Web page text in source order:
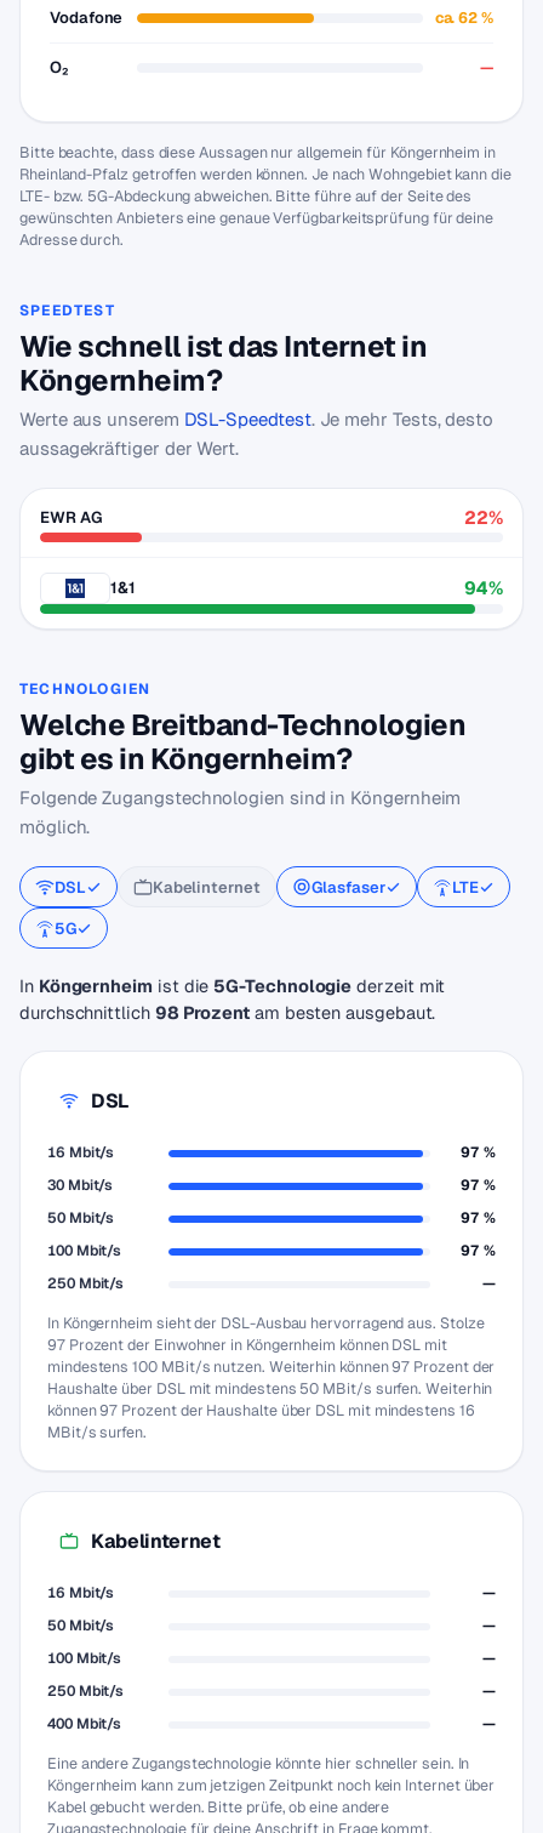
Vodafone ca. 62 %
O₂ —
Bitte beachte, dass diese Aussagen nur allgemein für Köngernheim in
Rheinland-Pfalz getroffen werden können. Je nach Wohngebiet kann die
LTE- bzw. 5G-Abdeckung abweichen. Bitte führe auf der Seite des
gewünschten Anbieters eine genaue Verfügbarkeitsprüfung für deine
Adresse durch.
SPEEDTEST
Wie schnell ist das Internet in
Köngernheim?
Werte aus unserem DSL-Speedtest. Je mehr Tests, desto
aussagekräftiger der Wert.
EWR AG 22%
1&1 94%
TECHNOLOGIEN
Welche Breitband-Technologien
gibt es in Köngernheim?
Folgende Zugangstechnologien sind in Köngernheim
möglich.
DSL Kabelinternet Glasfaser
LTE
5G
In Köngernheim ist die 5G-Technologie derzeit mit
durchschnittlich 98 Prozentam besten ausgebaut.
DSL
16 Mbit/s
97 %
30 Mbit/s
97 %
50 Mbit/s
97 %
100 Mbit/s
97 %
250 Mbit/s
—
In Köngernheim sieht der DSL-Ausbau hervorragend aus. Stolze
97 Prozent der Einwohner in Köngernheim können DSL mit
mindestens 100 MBit/s nutzen. Weiterhin können 97 Prozent der
Haushalte über DSL mit mindestens 50 MBit/s surfen. Weiterhin
können 97 Prozent der Haushalte über DSL mit mindestens 16
MBit/s surfen.
Kabelinternet
16 Mbit/s
—
50 Mbit/s
—
100 Mbit/s
—
250 Mbit/s
—
400 Mbit/s
—
Eine andere Zugangstechnologie könnte hier schneller sein. In
Köngernheim kann zum jetzigen Zeitpunkt noch kein Internet über
Kabel gebucht werden. Bitte prüfe, ob eine andere
Zugangstechnologie für deine Anschrift in Frage kommt.